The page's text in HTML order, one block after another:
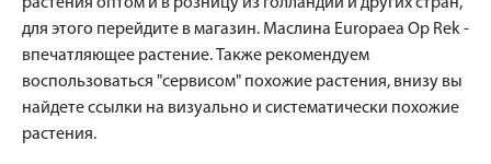
для этого перейдите в магазин. Маслина Europaea Op Rek -
впечатляющее растение. Также рекомендуем
воспользоваться "сервисом" похожие растения, внизу вы
найдете ссылки на визуально и систематически похожие
растения.